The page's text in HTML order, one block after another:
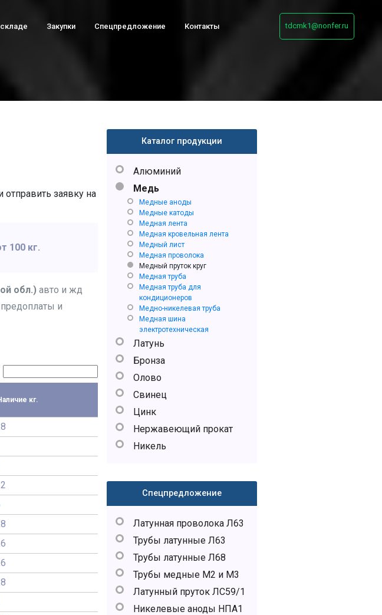
Закупки Спецпредложение Контакты tdcmk1@nonfer.ru
отправить заявку на
100 кг.
обл.) авто и жд
и
кг.
Каталог продукции
Алюминий
Медь
Медные аноды
Медные катоды
Медная лента
Медная кровельная лента
Медный лист
Медная проволока
Медный пруток круг
Медная труба
Медная труба для
кондиционеров
Медно-никелевая труба
Медная шина
электротехническая
Латунь
Бронза
Олово
Свинец
Цинк
Нержавеющий прокат
Никель
Спецпредложение
Латунная проволока Л63
Трубы латунные Л63
Трубы латунные Л68
Трубы медные М2 и М3
Латунный пруток ЛС59/1
Никелевые аноды НПА1